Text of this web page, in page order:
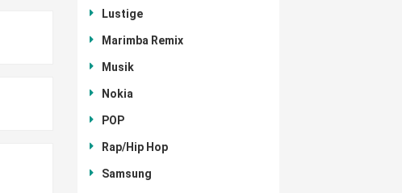
Lustige
Marimba Remix
Musik
Nokia
POP
Rap/Hip Hop
Samsung